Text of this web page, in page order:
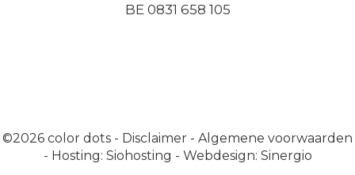
BE 0831 658 105
©2026 color dots - Disclaimer - Algemene voorwaarden
- Hosting: Siohosting - Webdesign: Sinergio